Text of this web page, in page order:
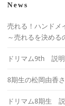
News
売れる！ハンドメ
～売れるを決める
ドリマム9th 説明
8期生の松岡由香
ドリマム8期生